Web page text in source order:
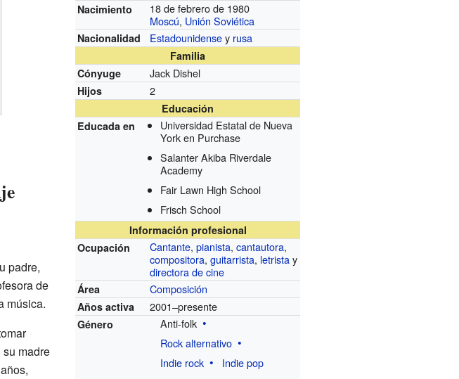
Nacimiento
18 de febrero de 1980
Moscú, Unión Soviética
Nacionalidad Estadounidensey rusa
Familia
Cónyuge
Jack Dishel
Hijos 2
Educación
Educada en
Universidad Estatal de Nueva
York en Purchase
Salanter Akiba Riverdale
Academy
Fair Lawn High School
Frisch School
Información profesional
Ocupación
Cantante,pianista,cantautora,
compositora,guitarrista, letristay
directora de cine
Área Composición
Años activa 2001–presente
Género
Anti-folk
Rock alternativo
Indie rock
Indie pop
padre,
de
música.
madre